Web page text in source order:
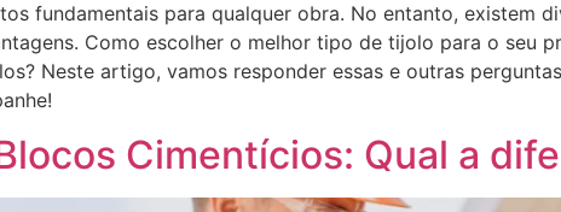
fundamentais para qualquer obra. No entanto, existem
Como escolher o melhor tipo de tijolo para o seu
Neste artigo, vamos responder essas e outras
Cimentícios: Qual a